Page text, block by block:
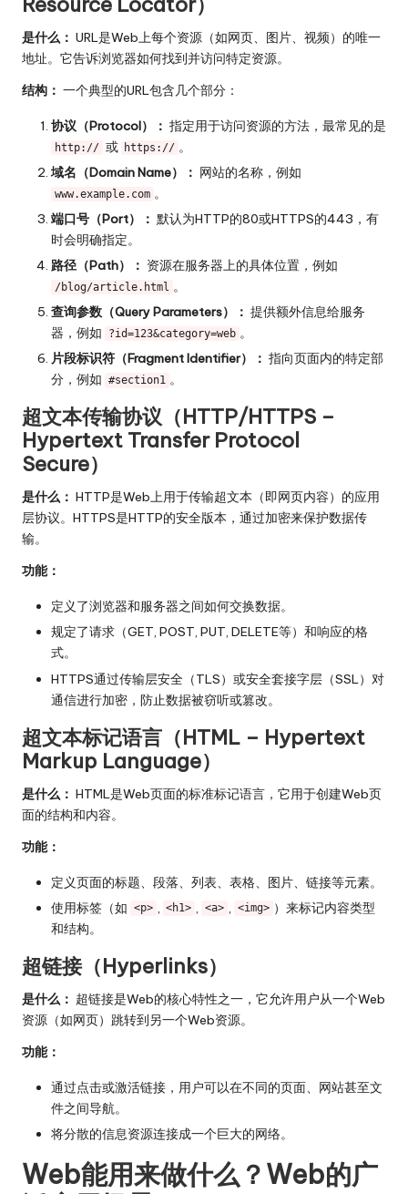
是什么： URL是Web上每个资源（如网页、图片、视频）的唯一
地址。它告诉浏览器如何找到并访问特定资源。
结构： 一个典型的URL包含几个部分：
协议（Protocol）： 指定用于访问资源的方法，最常见的是
http:// 或 https:// 。
域名（Domain Name）： 网站的名称，例如
www.example.com 。
端口号（Port）： 默认为HTTP的80或HTTPS的443，有
时会明确指定。
路径（Path）： 资源在服务器上的具体位置，例如
/blog/article.html 。
查询参数（Query Parameters）： 提供额外信息给服务
器，例如
?id=123&category=web 。
片段标识符（Fragment Identifier）： 指向页面内的特定部
分，例如 #section1 。
超文本传输协议（HTTP/HTTPS –
Hypertext Transfer Protocol
Secure）
是什么： HTTP是Web上用于传输超文本（即网页内容）的应用
层协议。HTTPS是HTTP的安全版本，通过加密来保护数据传
输。
功能：
定义了浏览器和服务器之间如何交换数据。
规定了请求（GET, POST, PUT, DELETE等）和响应的格
式。
HTTPS通过传输层安全（TLS）或安全套接字层（SSL）对
通信进行加密，防止数据被窃听或篡改。
超文本标记语言（HTML – Hypertext
Markup Language）
是什么： HTML是Web页面的标准标记语言，它用于创建Web页
面的结构和内容。
功能：
定义页面的标题、段落、列表、表格、图片、链接等元素。
使用标签（如 <p> , <h1> , <a> , <img> ）来标记内容类型
和结构。
超链接（Hyperlinks）
是什么： 超链接是Web的核心特性之一，它允许用户从一个Web
资源（如网页）跳转到另一个Web资源。
功能：
通过点击或激活链接，用户可以在不同的页面、网站甚至文
件之间导航。
将分散的信息资源连接成一个巨大的网络。
Web能用来做什么？Web的广